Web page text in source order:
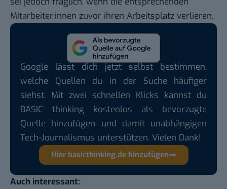
Mitarbeiter:innen zuvor ihren Arbeitsplatz verlieren.
Google lässt dich jetzt selbst bestimmen,
welche Quellen du in der Suche häufiger
siehst. Mit zwei schnellen Klicks kannst du
BASIC thinking kostenlos als bevorzugte
Quelle hinzufügen und damit unabhängigen
Tech-Journalismus unterstützen. Vielen Dank!
Hier basicthinking.de hinzufügen
Auch interessant: